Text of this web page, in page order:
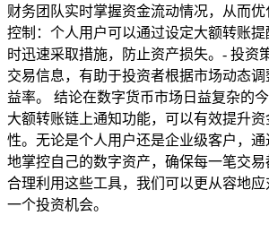
财务团队实时掌握资金流动情况，从而
控制：个人用户可以通过设定大额转账
时迅速采取措施，防止资产损失。- 投资
交易信息，有助于投资者根据市场动态
益率。 结论在数字货币市场日益复杂的
大额转账链上通知功能，可以有效提升
性。无论是个人用户还是企业级客户，
地掌控自己的数字资产，确保每一笔交
合理利用这些工具，我们可以更从容地
一个投资机会。